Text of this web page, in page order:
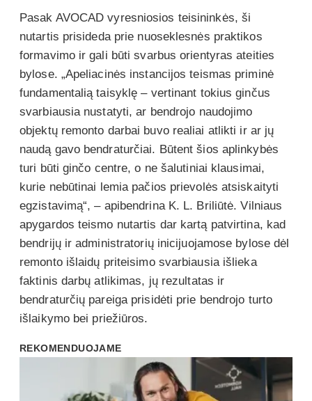
Pasak AVOCAD vyresniosios teisininkės, ši
nutartis prisideda prie nuoseklesnės praktikos
formavimo ir gali būti svarbus orientyras ateities
bylose. „Apeliacinės instancijos teismas priminė
fundamentalią taisyklę – vertinant tokius ginčus
svarbiausia nustatyti, ar bendrojo naudojimo
objektų remonto darbai buvo realiai atlikti ir ar jų
naudą gavo bendraturčiai. Būtent šios aplinkybės
turi būti ginčo centre, o ne šalutiniai klausimai,
kurie nebūtinai lemia pačios prievolės atsiskaityti
egzistavimą“, – apibendrina K. L. Briliūtė. Vilniaus
apygardos teismo nutartis dar kartą patvirtina, kad
bendrijų ir administratorių inicijuojamose bylose dėl
remonto išlaidų priteisimo svarbiausia išlieka
faktinis darbų atlikimas, jų rezultatas ir
bendraturčių pareiga prisidėti prie bendrojo turto
išlaikymo bei priežiūros.
REKOMENDUOJAME